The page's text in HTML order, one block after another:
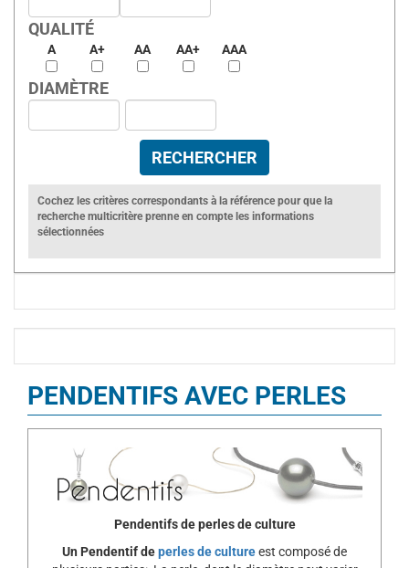
QUALITÉ
A A+ AA AA+ AAA
DIAMÈTRE
Cochez les critères correspondants à la référence pour que la
recherche multicritère prenne en compte les informations
sélectionnées
PENDENTIFS AVEC PERLES
Pendentifs de perles de culture
Un Pendentif deperles de cultureest composé de